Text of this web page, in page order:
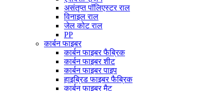
असंतृप्त पॉलिएस्टर राल
विनाइल राल
जेल कोट राल
PP
कार्बन फाइबर
कार्बन फाइबर फैब्रिक
कार्बन फाइबर शीट
कार्बन फाइबर पाइप
हाइब्रिड फाइबर फैब्रिक
कार्बन फाइबर मैट